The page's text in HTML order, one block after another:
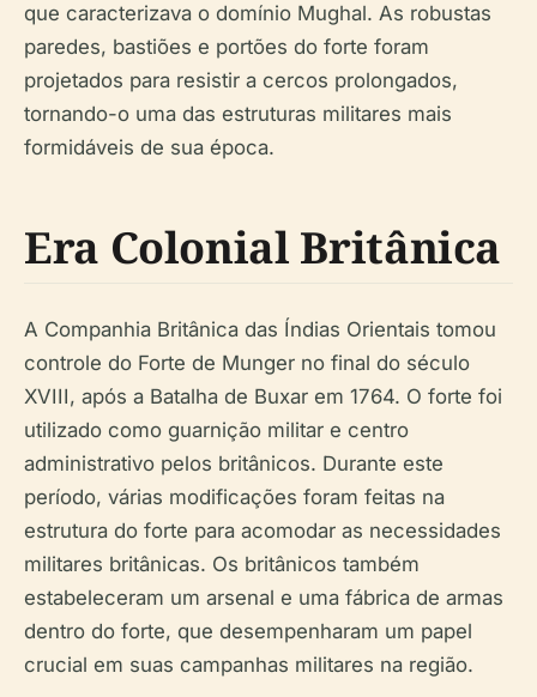
que caracterizava o domínio Mughal. As robustas
paredes, bastiões e portões do forte foram
projetados para resistir a cercos prolongados,
tornando-o uma das estruturas militares mais
formidáveis de sua época.
Era Colonial Britânica
A Companhia Britânica das Índias Orientais tomou
controle do Forte de Munger no final do século
XVIII, após a Batalha de Buxar em 1764. O forte foi
utilizado como guarnição militar e centro
administrativo pelos britânicos. Durante este
período, várias modificações foram feitas na
estrutura do forte para acomodar as necessidades
militares britânicas. Os britânicos também
estabeleceram um arsenal e uma fábrica de armas
dentro do forte, que desempenharam um papel
crucial em suas campanhas militares na região.